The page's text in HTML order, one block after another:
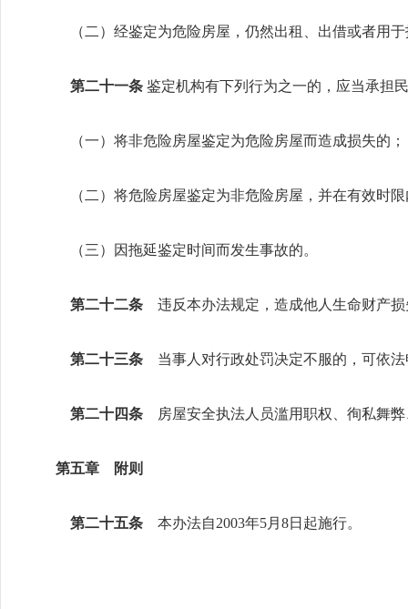
（二）经鉴定为危险房屋，仍然出租、出借或者用
第二十一条 鉴定机构有下列行为之一的，应当承担
（一）将非危险房屋鉴定为危险房屋而造成损失的；
（二）将危险房屋鉴定为非危险房屋，并在有效时
（三）因拖延鉴定时间而发生事故的。
第二十二条 违反本办法规定，造成他人生命财产
第二十三条 当事人对行政处罚决定不服的，可依
第二十四条 房屋安全执法人员滥用职权、徇私舞
第五章 附则
第二十五条 本办法自2003年5月8日起施行。